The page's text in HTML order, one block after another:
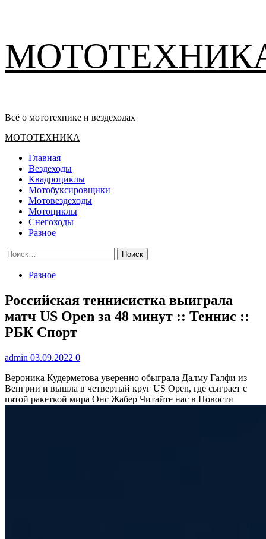
содержимому
Всё о мототехнике и вездеходах
Основное
МОТОТЕХНИКА
Главная
Вездеходы
Квадроциклы
Мотобуксировщики
Мотовездеходы
Мотоциклы
Снегоходы
Разное
Найти:
Разное
Российская теннисистка выиграла
матч US Open за 48 минут :: Теннис ::
РБК Спорт
admin 03.09.2022 0
Вероника Кудерметова уверенно обыграла Далму Галфи из
Венгрии и вышла в четвертый круг US Open, где сыграет с
пятой ракеткой мира Онс Жабер Читайте нас в Новости